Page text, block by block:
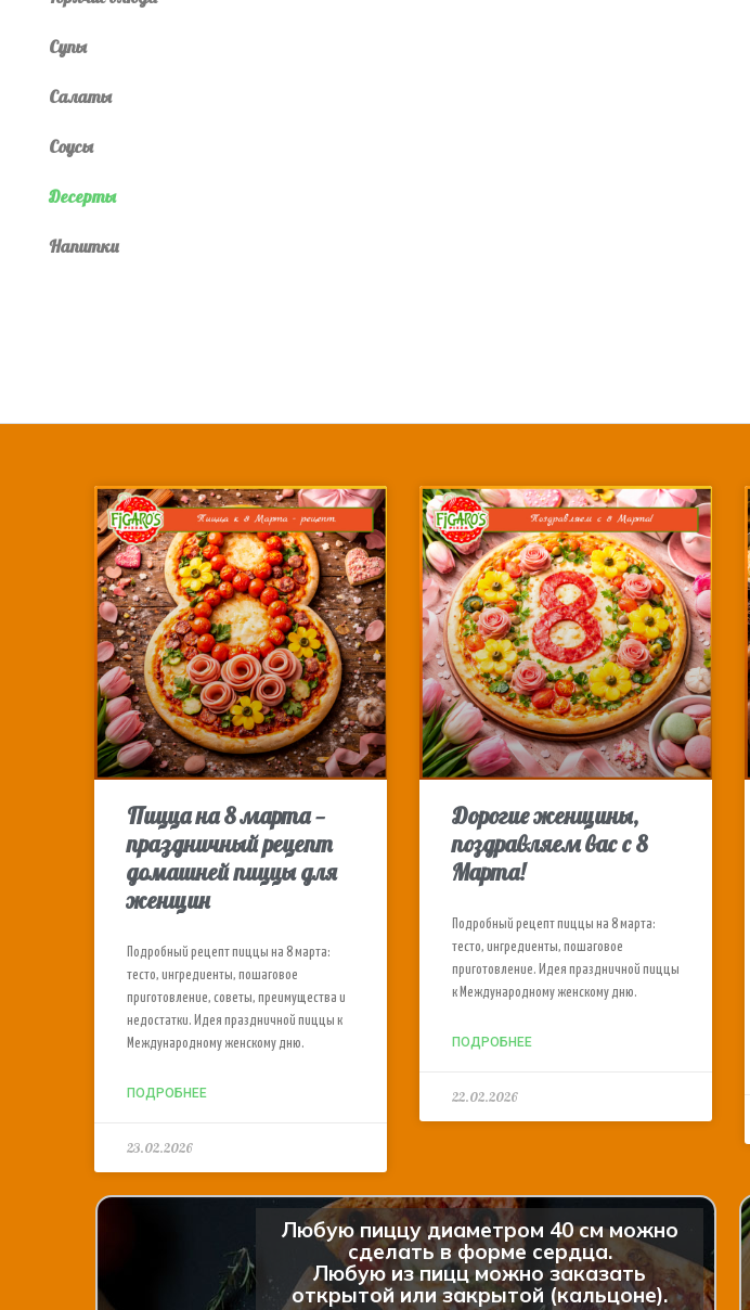
Супы
Салаты
Соусы
Десерты
Напитки
Пицца на 8 марта —
праздничный рецепт
домашней пиццы для
женщин
Подробный рецепт пиццы на 8 марта:
тесто, ингредиенты, пошаговое
приготовление, советы, преимущества и
недостатки. Идея праздничной пиццы к
Международному женскому дню.
ПОДРОБНЕЕ
23.02.2026
Дорогие женщины,
поздравляем вас с 8
Марта!
Подробный рецепт пиццы на 8 марта:
тесто, ингредиенты, пошаговое
приготовление. Идея праздничной пиццы
к Международному женскому дню.
ПОДРОБНЕЕ
22.02.2026
Любую пиццу диаметром 40 см можно
сделать в форме сердца.
Любую из пицц можно заказать
открытой или закрытой (кальцоне).